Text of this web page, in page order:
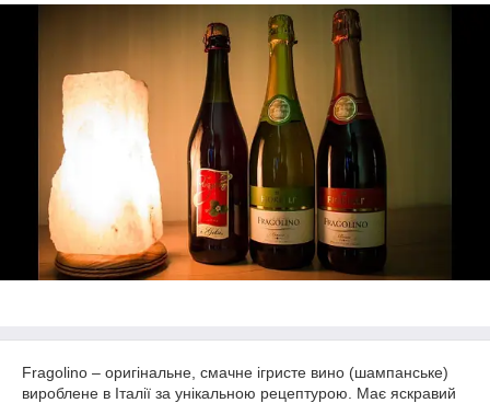
Fragolino – оригінальне, смачне ігристе вино (шампанське)
вироблене в Італії за унікальною рецептурою. Має яскравий